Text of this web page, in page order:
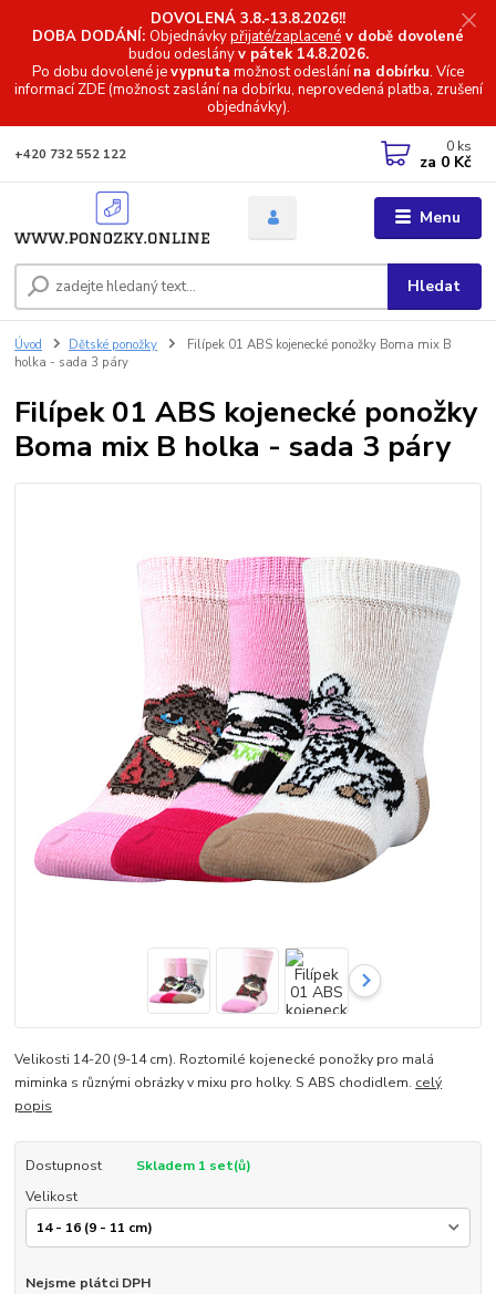
DOVOLENÁ 3.8.-13.8.2026!!
DOBA DODÁNÍ: Objednávkypřijaté/zaplacené v době dovolené
budou odeslányv pátek 14.8.2026.
Po dobu dovolené jevypnuta možnost odeslánína dobírku. Více
informacíZDE (možnost zaslání na dobírku, neprovedená platba, zrušení
objednávky).
Menu
Hledat
+420 732 552 122 0 ks
za 0 Kč
Úvod Dětské ponožky
Filípek 01 ABS kojenecké ponožky Boma mix B
holka - sada 3 páry
Filípek 01 ABS kojenecké ponožky
Boma mix B holka - sada 3 páry
Velikosti 14-20 (9-14 cm). Roztomilé kojenecké ponožky pro malá
miminka s různými obrázky v mixu pro holky. S ABS chodidlem. celý
popis
Dostupnost
Skladem 1 set(ů)
Velikost
Nejsme plátci DPH